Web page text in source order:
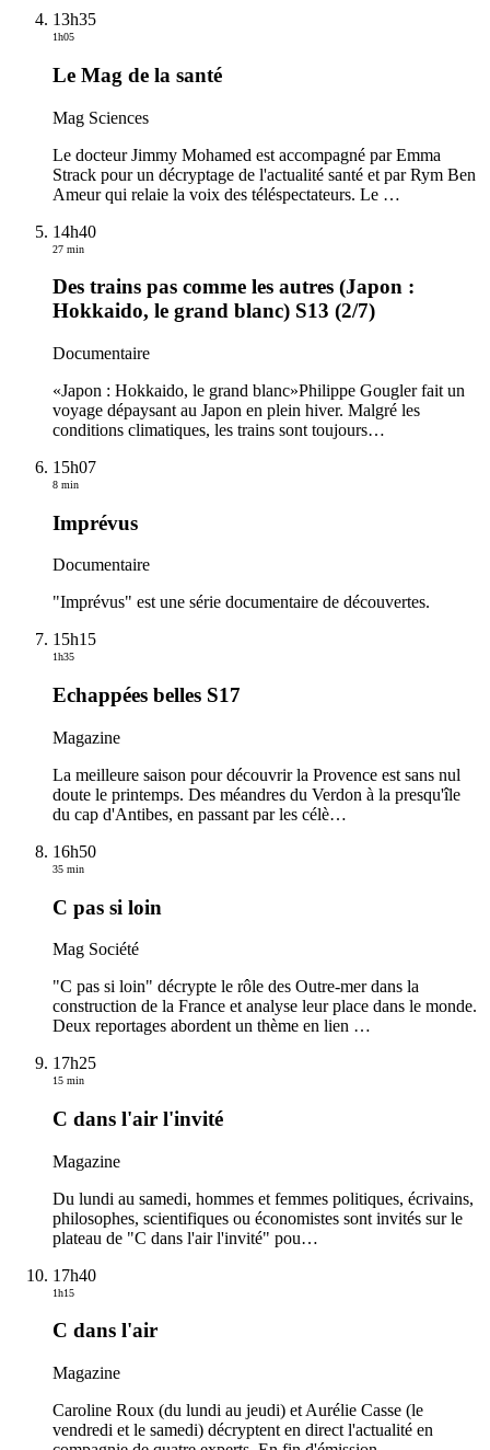
13h35
1h05
Le Mag de la santé
Mag Sciences
Le docteur Jimmy Mohamed est accompagné par Emma
Strack pour un décryptage de l'actualité santé et par Rym Ben
Ameur qui relaie la voix des téléspectateurs. Le …
14h40
27 min
Des trains pas comme les autres (Japon :
Hokkaido, le grand blanc) S13 (2/7)
Documentaire
«Japon : Hokkaido, le grand blanc»Philippe Gougler fait un
voyage dépaysant au Japon en plein hiver. Malgré les
conditions climatiques, les trains sont toujours…
15h07
8 min
Imprévus
Documentaire
"Imprévus" est une série documentaire de découvertes.
15h15
1h35
Echappées belles S17
Magazine
La meilleure saison pour découvrir la Provence est sans nul
doute le printemps. Des méandres du Verdon à la presqu'île
du cap d'Antibes, en passant par les célè…
16h50
35 min
C pas si loin
Mag Société
"C pas si loin" décrypte le rôle des Outre-mer dans la
construction de la France et analyse leur place dans le monde.
Deux reportages abordent un thème en lien …
17h25
15 min
C dans l'air l'invité
Magazine
Du lundi au samedi, hommes et femmes politiques, écrivains,
philosophes, scientifiques ou économistes sont invités sur le
plateau de "C dans l'air l'invité" pou…
17h40
1h15
C dans l'air
Magazine
Caroline Roux (du lundi au jeudi) et Aurélie Casse (le
vendredi et le samedi) décryptent en direct l'actualité en